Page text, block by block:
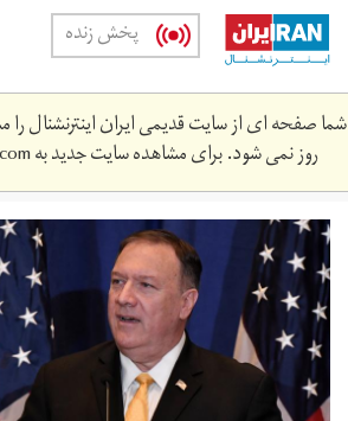
Skip
main
content
پخش زنده
شما صفحه ای از سایت قدیمی ایران اینترنشنال
روز نمی شود. برای مشاهده سایت جدید به
2019-
09-
assembly.jpg